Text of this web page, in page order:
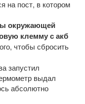
на пост, в котором
окружающей
клемму с акб
чтобы сбросить
запустил
выдал
абсолютно